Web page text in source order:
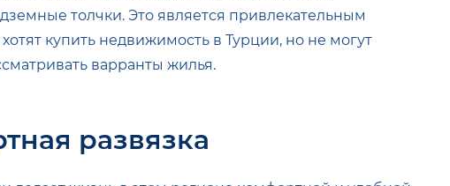
толчки. Это является привлекательным
купить недвижимость в Турции, но не могут
варранты жилья.
развязка